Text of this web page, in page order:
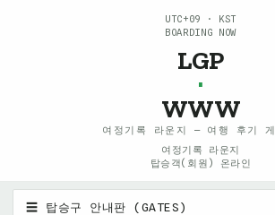
UTC+09 · KST
BOARDING NOW
LGP
·
WWW
여정기록 라운지 — 여행 후기 게
여정기록 라운지
탑승객(회원) 온라인
☰ 탑승구 안내판 (GATES)